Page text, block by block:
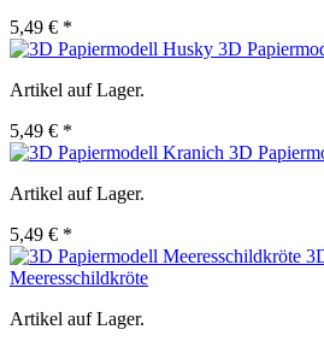
5,49 € *
3D
Artikel auf Lager.
5,49 € *
3D
Artikel auf Lager.
5,49 € *
Meeresschildkröte
Artikel auf Lager.